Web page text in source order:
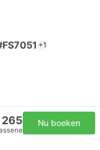
+1
265 Nu boeken